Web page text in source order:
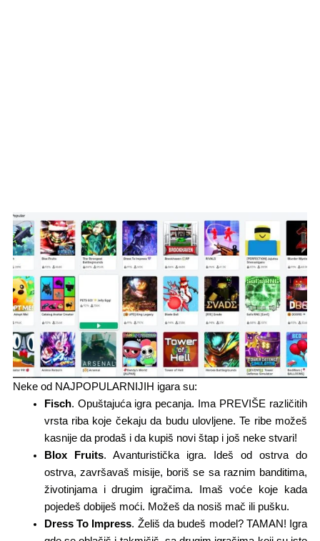
Neke od NAJPOPULARNIJIH igara su:
Fisch. Opuštajuća igra pecanja. Ima PREVIŠE različitih
vrsta riba koje čekaju da budu ulovljene. Te ribe možeš
kasnije da prodaš i da kupiš novi štap i još neke stvari!
BloxFruits. Avanturistička igra. Ideš od ostrva do
ostrva, završavaš misije, boriš se sa raznim banditima,
životinjama i drugim igračima. Imaš voće koje kada
pojedeš dobiješ moći. Možeš da nosiš mač ili pušku.
Dress To Impress. Želiš da budeš model? TAMAN! Igra